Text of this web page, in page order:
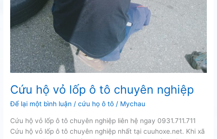
Cứu hộ vỏ lốp ô tô chuyên nghiệp
Để lại một bình luận /cứu họ ô tô / Mychau
Cứu hộ vỏ lốp ô tô chuyên nghiệp liên hệ ngay 0931.711.711
Cứu hộ vỏ lốp ô tô chuyên nghiệp nhất tại cuuhoxe.net. Khi xã